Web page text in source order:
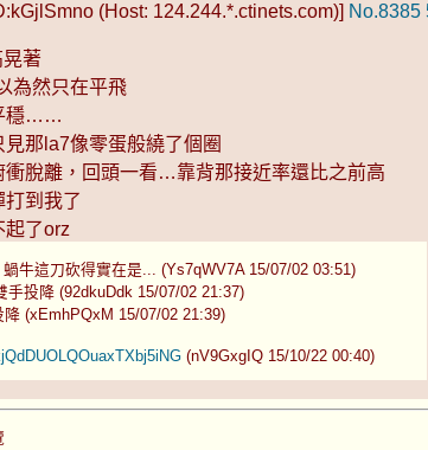
(Host: 124.244.*.ctinets.com)] No.8385
著
為然只在平飛
穩……
那la7像零蛋般繞了個圈
脫離，回頭一看…靠背那接近率還比之前高
到我了
起了orz
牛這刀砍得實在是... (Ys7qWV7A 15/07/02 03:51)
投降 (92dkuDdk 15/07/02 21:37)
(xEmhPQxM 15/07/02 21:39)
(nV9GxgIQ 15/10/22 00:40)